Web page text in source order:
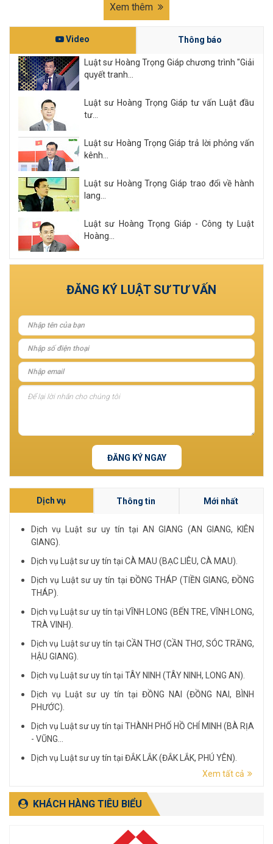
Xem thêm
Video Thông báo
Luật sư Hoàng Trọng Giáp chương trình "Giải
quyết tranh...
Luật sư Hoàng Trọng Giáp tư vấn Luật đầu
tư...
Luật sư Hoàng Trọng Giáp trả lời phỏng vấn
kênh...
Luật sư Hoàng Trọng Giáp trao đổi về hành
lang...
Luật sư Hoàng Trọng Giáp - Công ty Luật
Hoàng...
Xem tất cả
ĐĂNG KÝ LUẬT SƯ TƯ VẤN
ĐĂNG KÝ NGAY
Dịch vụ Thông tin Mới nhất
Dịch vụ Luật sư uy tín tại AN GIANG (AN GIANG, KIÊN
GIANG).
Dịch vụ Luật sư uy tín tại CÀ MAU (BẠC LIÊU, CÀ MAU).
Dịch vụ Luật sư uy tín tại ĐỒNG THÁP (TIỀN GIANG, ĐỒNG
THÁP).
Dịch vụ Luật sư uy tín tại VĨNH LONG (BẾN TRE, VĨNH LONG,
TRÀ VINH).
Dịch vụ Luật sư uy tín tại CẦN THƠ (CẦN THƠ, SÓC TRĂNG,
HẬU GIANG).
Dịch vụ Luật sư uy tín tại TÂY NINH (TÂY NINH, LONG AN).
Dịch vụ Luật sư uy tín tại ĐỒNG NAI (ĐỒNG NAI, BÌNH
PHƯỚC).
Dịch vụ Luật sư uy tín tại THÀNH PHỐ HỒ CHÍ MINH (BÀ RỊA
- VŨNG...
Dịch vụ Luật sư uy tín tại ĐẮK LẮK (ĐẮK LẮK, PHÚ YÊN).
Dịch vụ Luật sư uy tín tại LÂM ĐỒNG (LÂM ĐỒNG, ĐẮK
Xem tất cả
KHÁCH HÀNG TIÊU BIỂU